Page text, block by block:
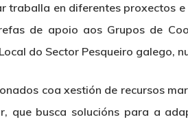
traballa en diferentes proxectos
de apoio aos Grupos de
do Sector Pesqueiro galego,
coa xestión de recursos
que busca solucións para a